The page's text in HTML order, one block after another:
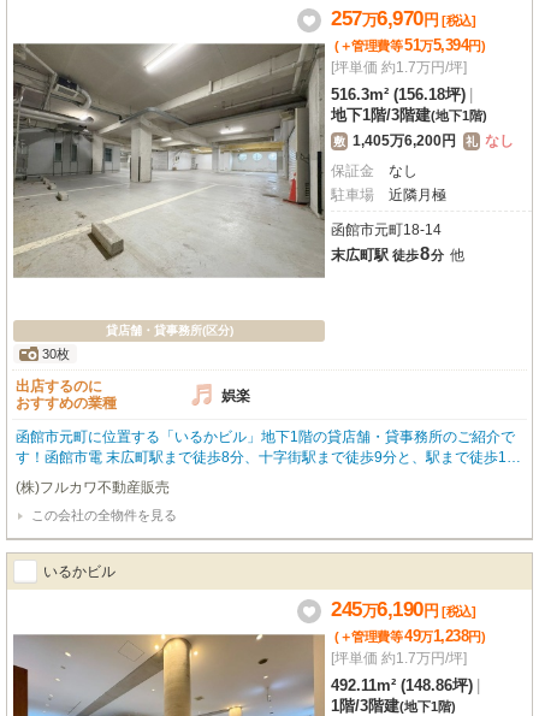
男女別トイレも完備しており、快適にお仕事していただけます。初期費用を抑
えたい方にも嬉しい、礼金・敷金ゼロ！この素晴らしい環境で、あなたの夢を
形にしませんか？お気軽にお問い合わせください。※水道が使えない物件です
のでご注意くださいませ（7階の共用部分に給湯室が有ります
貸店舗・貸事務所(区分)
30枚
257万6,970円 [税込]
(＋管理費等51万5,394円)
[坪単価 約1.7万円/坪]
516.3m² (156.18坪)
地下1階/3階建(地下1階)
敷 1,405万6,200円 礼 なし
保証金
なし
駐車場
近隣月極
函館市元町18-14
末広町駅 徒歩8分 他
出店するのに
おすすめの業種
娯楽
函館市元町に位置する「いるかビル」地下1階の貸店舗・貸事務所のご紹介で
す！函館市電 末広町駅まで徒歩8分、十字街駅まで徒歩9分と、駅まで徒歩10
分圏内でアクセス良好です。広々とした専有面積516.3㎡を誇り、防音室も完
備しているため、アミューズメント施設や音楽関係のイベント業者様にもおす
すめです。エアコン、男女別トイレ、照明器具、給排水設備が整っており、快
適なビジネス空間を実現します。さらに、近隣には月極駐車場が10台分確保さ
れており、お車でのアクセスも便利。歴史と文化が息づく元町で、新たなビジ
ネスを始めてみませんか？まずはお気軽にお問い合わせください！
(株)フルカワ不動産販売
この会社の全物件を見る
いるかビル
245万6,190円 [税込]
(＋管理費等49万1,238円)
[坪単価 約1.7万円/坪]
492.11m² (148.86坪)
1階/3階建(地下1階)